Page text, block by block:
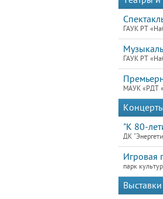
ГАУК РТ
ГАУК РТ
МАУК «РДТ
"К 80-
ДК
Игровая
парк
Выставки